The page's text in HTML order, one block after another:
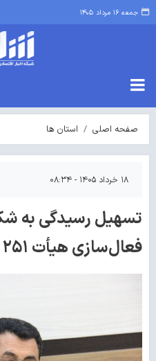
جمعه ۱۶ مرداد ۱۴۰۵
صفحه اصلی استان ها
۱۸ خرداد ۱۴۰۵ - ۰۸:۳۴
تسهیل رسیدگی به
فعال‌سازی هیأت ۲۵۱ مکرر در همدان